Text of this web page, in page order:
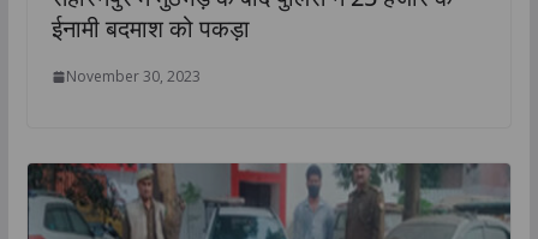
ईनामी बदमाश को पकड़ा
November 30, 2023